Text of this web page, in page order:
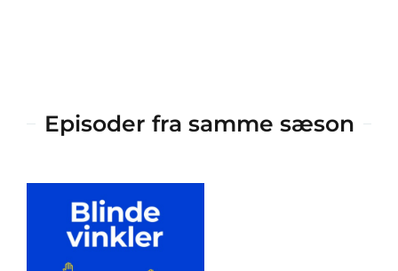
Episoder fra samme sæson